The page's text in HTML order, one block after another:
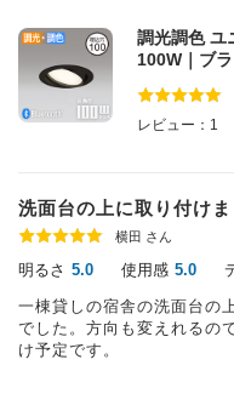
調光調色 ユ
100W｜ブ
レビュー：1
洗面台の上に取り付けま
横田 さん
明るさ 5.0 使用感 5.0
一棟貸しの宿舎の洗面台の
でした。方向も変えれるの
け予定です。